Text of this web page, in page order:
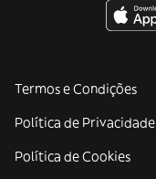
Termos e Condições
Política de Privacidade
Política de Cookies